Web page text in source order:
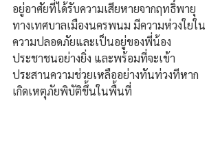
อยู่อาศัยที่ได้รับความเสียหายจากฤทธิ์พายุ
ทางเทศบาลเมืองนครพนม มีความห่วงใยใน
ความปลอดภัยและเป็นอยู่ของพี่น้อง
ประชาชนอย่างยิ่ง และพร้อมที่จะเข้า
ประสานความช่วยเหลืออย่างทันท่วงทีหาก
เกิดเหตุภัยพิบัติขึ้นในพื้นที่